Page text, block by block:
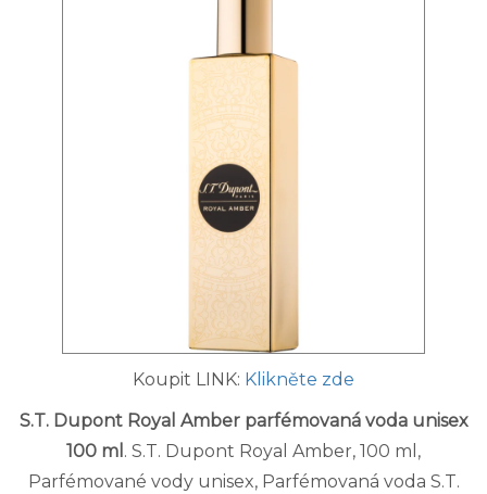
Koupit LINK: Klikněte zde
S.T. Dupont Royal Amber parfémovaná voda unisex
100 ml . S.T. Dupont Royal Amber, 100 ml,
Parfémované vody unisex, Parfémovaná voda S.T.